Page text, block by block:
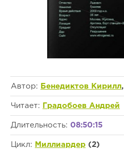
Автор: Бенедиктов Кирилл,
Читает: Градобоев Андрей
Длительность: 08:50:15
Цикл: Миллиардер (2)